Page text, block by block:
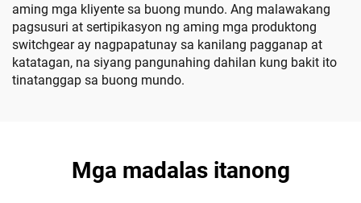
aming mga kliyente sa buong mundo. Ang malawakang
pagsusuri at sertipikasyon ng aming mga produktong
switchgear ay nagpapatunay sa kanilang pagganap at
katatagan, na siyang pangunahing dahilan kung bakit ito
tinatanggap sa buong mundo.
Mga madalas itanong